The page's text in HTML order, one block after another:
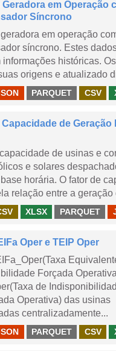
Geradora em Operação
Síncrono
em operação
síncrono. Estes
informações históricas.
origens e atualizado
PARQUET CSV
Capacidade de Geração
de usinas e
e solares
horária. O fator de
relação entre a geração
XLSX PARQUET
Oper e TEIP Oper
Forçada
de
Operativa) das usinas
centralizadamente...
PARQUET CSV